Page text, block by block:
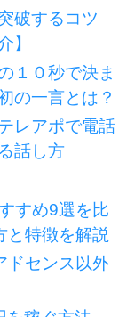
破するコツ
】
１０秒で決ま
の一言とは？
レアポで電話
話し方
すめ9選を比
と特徴を解説
ドセンス以外